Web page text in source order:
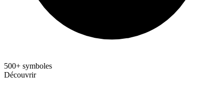
500+ symboles
Découvrir